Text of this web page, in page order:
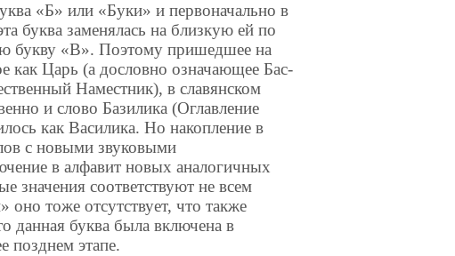
«Б» или «Буки» и первоначально в
буква заме­нялась на близкую ей по
букву «В». Поэтому при­шедшее на
как Царь (а дословно означающее Бас-
Наместник), в славянском
и слово Базилика (Оглавле­ние
как Василика. Но накопление в
с новыми звуковыми
в ал­фавит но­вых аналогичных
значения соот­ветствуют не всем
оно тоже отсутствует, что также
данная буква была включена в
позднем этапе.